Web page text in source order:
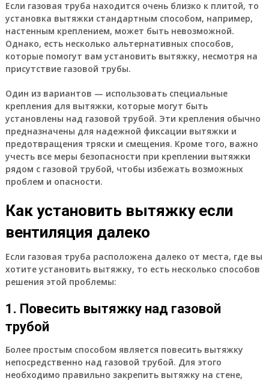
Если газовая труба находится очень близко к плитой, то
установка вытяжки стандартным способом, например,
настенным креплением, может быть невозможной.
Однако, есть несколько альтернативных способов,
которые помогут вам установить вытяжку, несмотря на
присутствие газовой трубы.
Один из вариантов — использовать специальные
крепления для вытяжки, которые могут быть
установлены над газовой трубой. Эти крепления обычно
предназначены для надежной фиксации вытяжки и
предотвращения тряски и смещения. Кроме того, важно
учесть все меры безопасности при креплении вытяжки
рядом с газовой трубой, чтобы избежать возможных
проблем и опасности.
Как установить вытяжку если
вентиляция далеко
Если газовая труба расположена далеко от места, где вы
хотите установить вытяжку, то есть несколько способов
решения этой проблемы:
1. Повесить вытяжку над газовой
трубой
Более простым способом является повесить вытяжку
непосредственно над газовой трубой. Для этого
необходимо правильно закрепить вытяжку на стене,